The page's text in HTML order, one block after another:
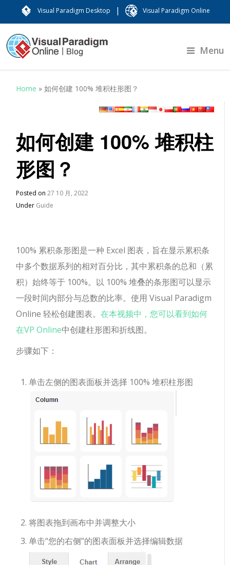
Visual Paradigm Desktop | Visual Paradigm Online
Menu
Home »如何创建 100% 堆积柱形图？
如何创建 100% 堆积柱
形图？
Posted on27 10 月, 2022
Under Guide
100% 累积条形图是一种 Excel 图表，旨在显示累积条
中多个数据系列的相对百分比，其中累积条的总和（累
积）始终等于 100%。以 100% 堆叠的条形图可以显示
一段时间内部分与总数的比率。使用 Visual Paradigm
Online 轻松创建图表。在本视频中，您可以看到如何
在VP Online中创建柱形图和折线图。
步骤如下：
单击左侧的图表面板并选择 100% 堆积柱形图
将图表拖到画布中并调整大小
单击“您的右侧”的图表面板并选择编辑数据